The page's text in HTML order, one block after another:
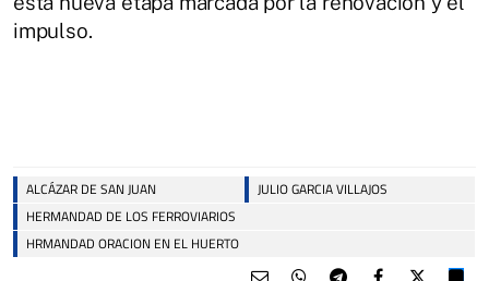
impulso.
ALCÁZAR DE SAN JUAN
JULIO GARCIA VILLAJOS
HERMANDAD DE LOS FERROVIARIOS
HRMANDAD ORACION EN EL HUERTO